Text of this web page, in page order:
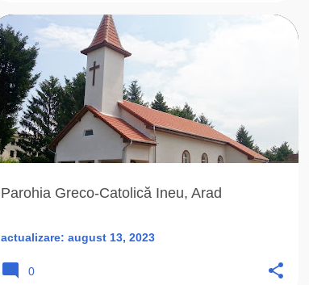
Parohia Greco-Catolică Ineu, Arad
actualizare: august 13, 2023
2013 ARAD (AR) BISERICA ROMANA UNITA
0